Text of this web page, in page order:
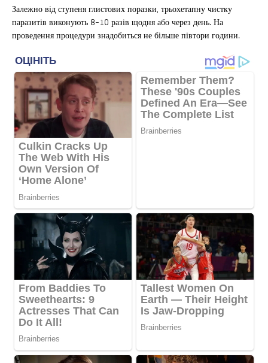
Залежно від ступеня глистових поразки, трьохетапну чистку
паразитів виконують 8-10 разів щодня або через день. На
проведення процедури знадобиться не більше півтори години.